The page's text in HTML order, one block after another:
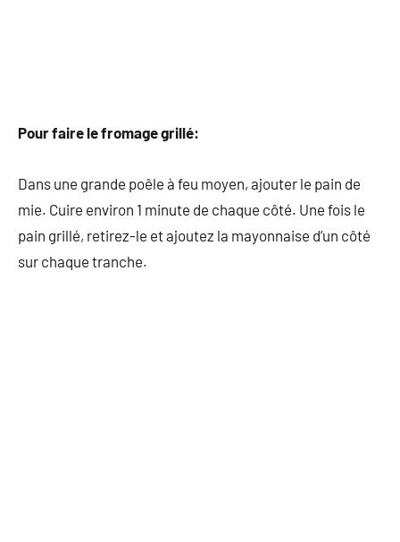
Pour faire le fromage grillé:
Dans une grande poêle à feu moyen, ajouter le pain de
mie. Cuire environ 1 minute de chaque côté. Une fois le
pain grillé, retirez-le et ajoutez la mayonnaise d’un côté
sur chaque tranche.